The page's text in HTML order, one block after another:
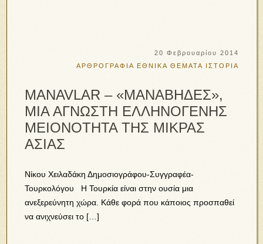
20 Φεβρουαρίου 2014
ΑΡΘΡΟΓΡΑΦΙΑ
ΕΘΝΙΚΑ ΘΕΜΑΤΑ ΙΣΤΟΡΙΑ
MANAVLAR – «ΜΑΝΑΒΗΔΕΣ»,
ΜΙΑ ΑΓΝΩΣΤΗ ΕΛΛΗΝΟΓΕΝΗΣ
ΜΕΙΟΝΟΤΗΤΑ ΤΗΣ ΜΙΚΡΑΣ
ΑΣΙΑΣ
Νίκου Χειλαδάκη Δημοσιογράφου-Συγγραφέα-
Τουρκολόγου Η Τουρκία είναι στην ουσία μια
ανεξερεύνητη χώρα. Κάθε φορά που κάποιος προσπαθεί
να ανιχνεύσει το […]